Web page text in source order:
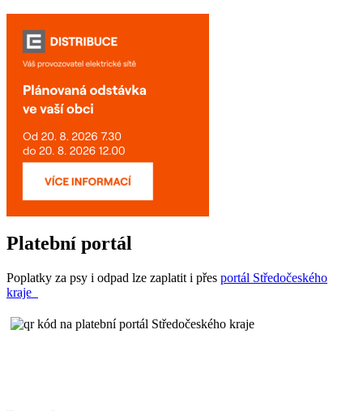
Platební portál
Poplatky za psy i odpad lze zaplatit i přes portál Středočeského
kraje